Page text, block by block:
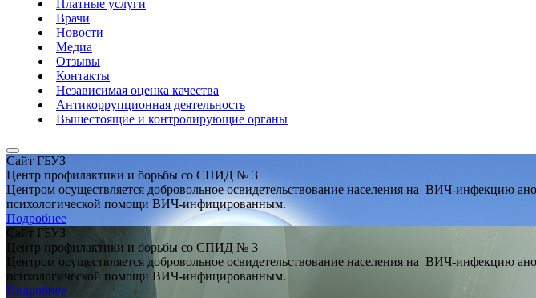
Платные услуги
Врачи
Новости
Медиа
Отзывы
Контакты
Независимая оценка качества
Антикоррупционная деятельность
Вышестоящие и контролирующие органы
Сайт ГБУЗ
Центр профилактики и борьбы со СПИД № 3
Центром осуществляется добровольное освидетельствование населения на ВИЧ-инфекцию
психологической помощи ВИЧ-инфицированным.
Подробнее
Сайт ГБУЗ
Центр профилактики и борьбы со СПИД № 3
Центром осуществляется добровольное освидетельствование населения на ВИЧ-инфекцию
психологической помощи ВИЧ-инфицированным.
Подробнее